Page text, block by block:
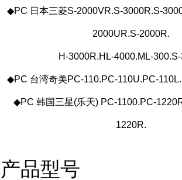
◆PC 日本三菱S-2000VR.S-3000R.S-
2000UR.S-2000R.
H-3000R.HL-4000.ML-
◆PC 台湾奇美PC-110.PC-110U.PC-
◆PC 韩国三星(乐天) PC-1100.PC-
1220R.
产品型号